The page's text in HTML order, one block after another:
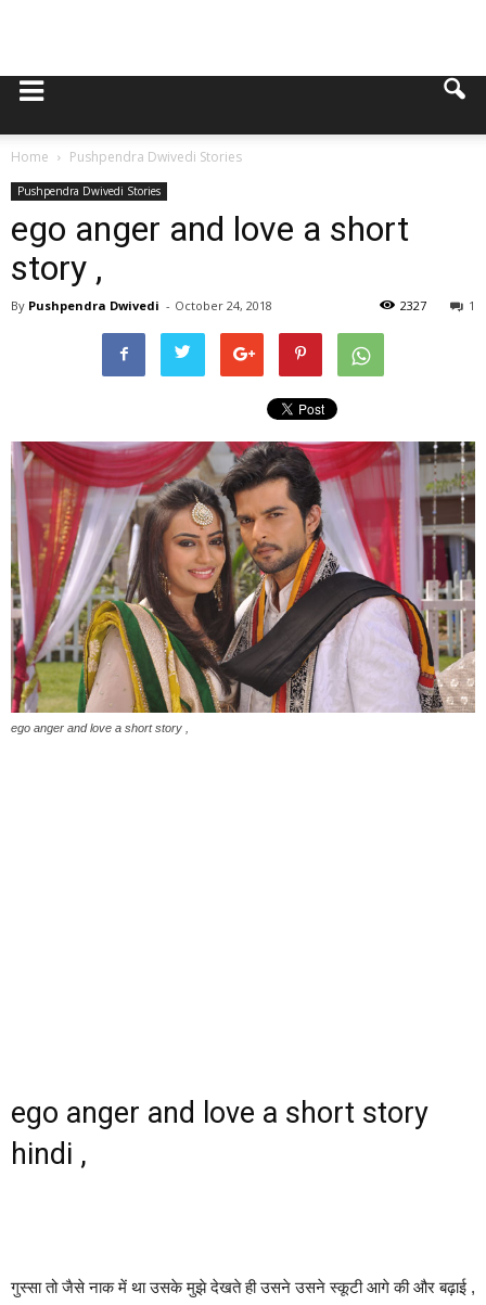
Home Pushpendra Dwivedi Stories
Pushpendra Dwivedi Stories
ego anger and love a short
story ,
By Pushpendra Dwivedi - October 24, 2018 1
2327
ego anger and love a short story ,
ego anger and love a short story
hindi ,
गुस्सा तो जैसे नाक में था उसके मुझे देखते ही उसने उसने स्कूटी आगे की और बढ़ाई ,